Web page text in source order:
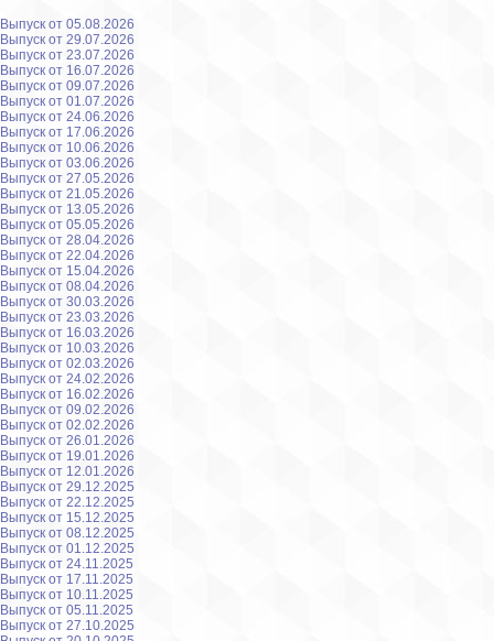
Выпуск от 05.08.2026
Выпуск от 29.07.2026
Выпуск от 23.07.2026
Выпуск от 16.07.2026
Выпуск от 09.07.2026
Выпуск от 01.07.2026
Выпуск от 24.06.2026
Выпуск от 17.06.2026
Выпуск от 10.06.2026
Выпуск от 03.06.2026
Выпуск от 27.05.2026
Выпуск от 21.05.2026
Выпуск от 13.05.2026
Выпуск от 05.05.2026
Выпуск от 28.04.2026
Выпуск от 22.04.2026
Выпуск от 15.04.2026
Выпуск от 08.04.2026
Выпуск от 30.03.2026
Выпуск от 23.03.2026
Выпуск от 16.03.2026
Выпуск от 10.03.2026
Выпуск от 02.03.2026
Выпуск от 24.02.2026
Выпуск от 16.02.2026
Выпуск от 09.02.2026
Выпуск от 02.02.2026
Выпуск от 26.01.2026
Выпуск от 19.01.2026
Выпуск от 12.01.2026
Выпуск от 29.12.2025
Выпуск от 22.12.2025
Выпуск от 15.12.2025
Выпуск от 08.12.2025
Выпуск от 01.12.2025
Выпуск от 24.11.2025
Выпуск от 17.11.2025
Выпуск от 10.11.2025
Выпуск от 05.11.2025
Выпуск от 27.10.2025